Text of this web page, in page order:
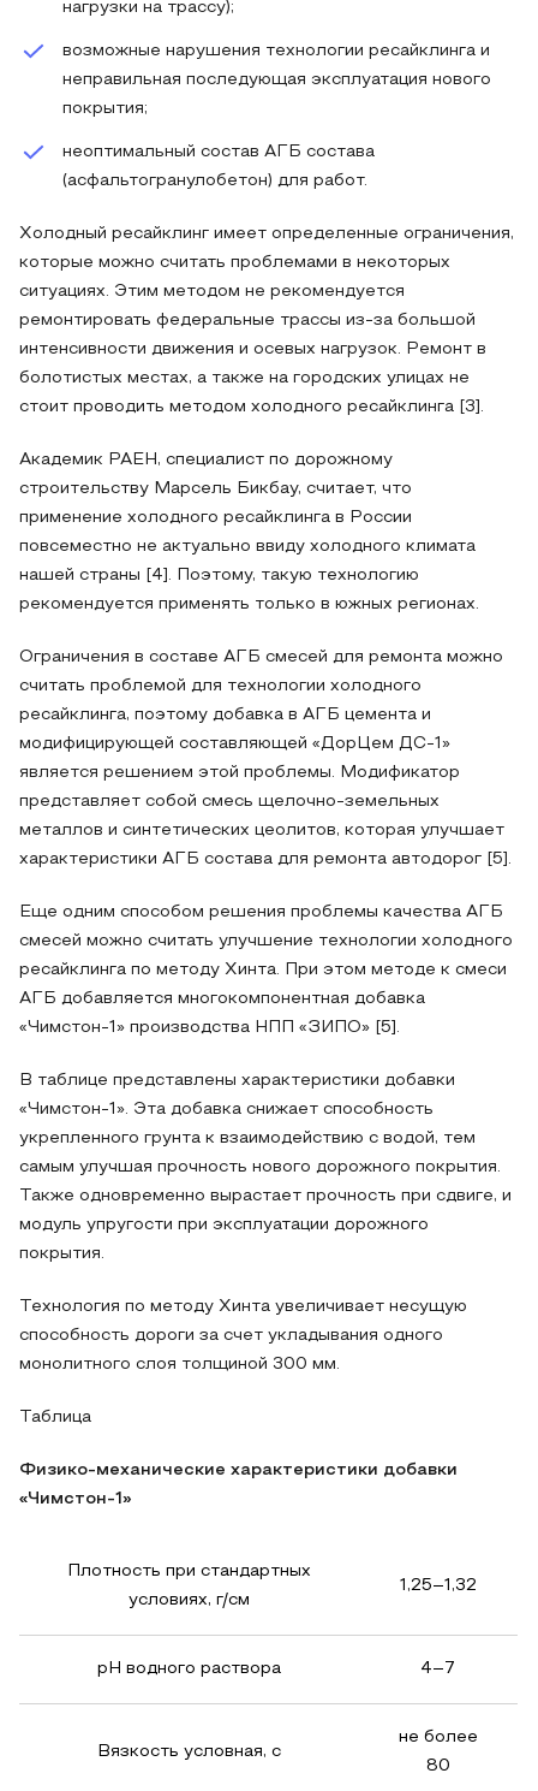
нагрузки на трассу);
возможные нарушения технологии ресайклинга и
неправильная последующая эксплуатация нового
покрытия;
неоптимальный состав АГБ состава
(асфальтогранулобетон) для работ.
Холодный ресайклинг имеет определенные ограничения,
которые можно считать проблемами в некоторых
ситуациях. Этим методом не рекомендуется
ремонтировать федеральные трассы из-за большой
интенсивности движения и осевых нагрузок. Ремонт в
болотистых местах, а также на городских улицах не
стоит проводить методом холодного ресайклинга [3].
Академик РАЕН, специалист по дорожному
строительству Марсель Бикбау, считает, что
применение холодного ресайклинга в России
повсеместно не актуально ввиду холодного климата
нашей страны [4]. Поэтому, такую технологию
рекомендуется применять только в южных регионах.
Ограничения в составе АГБ смесей для ремонта можно
считать проблемой для технологии холодного
ресайклинга, поэтому добавка в АГБ цемента и
модифицирующей составляющей «ДорЦем ДС-1»
является решением этой проблемы. Модификатор
представляет собой смесь щелочно-земельных
металлов и синтетических цеолитов, которая улучшает
характеристики АГБ состава для ремонта автодорог [5].
Еще одним способом решения проблемы качества АГБ
смесей можно считать улучшение технологии холодного
ресайклинга по методу Хинта. При этом методе к смеси
АГБ добавляется многокомпонентная добавка
«Чимстон-1» производства НПП «ЗИПО» [5].
В таблице представлены характеристики добавки
«Чимстон-1». Эта добавка снижает способность
укрепленного грунта к взаимодействию с водой, тем
самым улучшая прочность нового дорожного покрытия.
Также одновременно вырастает прочность при сдвиге, и
модуль упругости при эксплуатации дорожного
покрытия.
Технология по методу Хинта увеличивает несущую
способность дороги за счет укладывания одного
монолитного слоя толщиной 300 мм.
Таблица
Физико-механические характеристики добавки
«Чимстон-1»
Плотность при стандартных
условиях, г/см
1,25–1,32
рН водного раствора 4–7
Вязкость условная, с
не более
80